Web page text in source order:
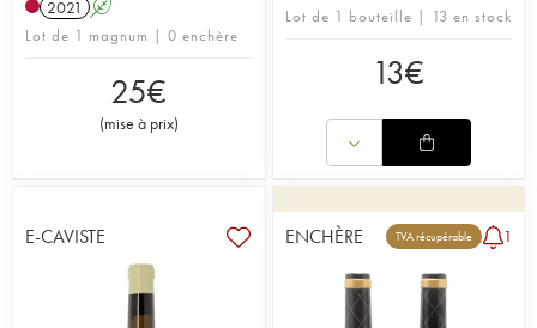
2021
A
Lot de 1 magnum | 0 enchère
25€
(mise à prix)
Lot de 1 bouteille | 13 en stock
13€
E-CAVISTE ENCHÈRE TVA récupérable 1